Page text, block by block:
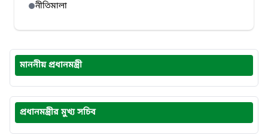
নীতিমালা
মাননীয় প্রধানমন্ত্রী
প্রধানমন্ত্রীর মুখ্য সচিব